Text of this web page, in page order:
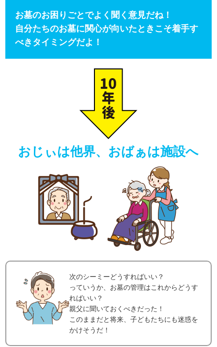
お墓のお困りごとでよく聞く意見だね！
自分たちのお墓に関心が向いたときこそ着手す
べきタイミングだよ！
おじぃは他界、おばぁは施設へ
次のシーミーどうすればいい？
っていうか、お墓の管理はこれからどうす
ればいい？
親父に聞いておくべきだった！
このままだと将来、子どもたちにも迷惑を
かけそうだ！